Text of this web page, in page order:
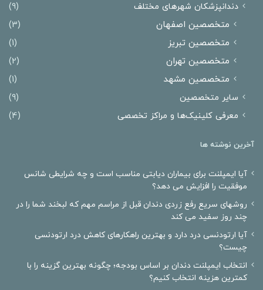
دندانپزشکان شهرهای مختلف
(9)
متخصصین اصفهان
(3)
متخصصین تبریز
(1)
متخصصین تهران
(2)
متخصصین مشهد
(1)
سایر متخصصین
(9)
معرفی کلینیک‌ها و مراکز تخصصی
(4)
آخرین نوشته ها
آیا ایمپلنت برای بیماران دیابتی مناسب است و چه شرایطی شانس
موفقیت را افزایش می دهد؟
روشهای سریع رفع زردی دندان قبل از مراسم مهم که لبخند شما را در
چند روز سفید می کند
آیا ارتودنسی درد دارد و بهترین راهکارهای کاهش درد ارتودنسی
چیست؟
انتخاب ایمپلنت دندان بر اساس بودجه؛ چگونه بهترین گزینه را با
کمترین هزینه انتخاب کنیم؟